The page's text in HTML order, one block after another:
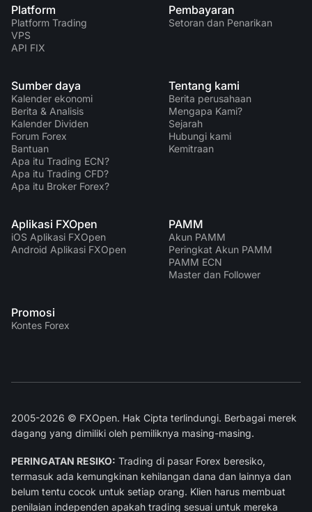
Platform
Platform Trading
VPS
API FIX
Pembayaran
Setoran dan Penarikan
Sumber daya
Kalender ekonomi
Berita & Analisis
Kalender Dividen
Forum Forex
Bantuan
Apa itu Trading ECN?
Apa itu Trading CFD?
Apa itu Broker Forex?
Tentang kami
Berita perusahaan
Mengapa Kami?
Sejarah
Hubungi kami
Kemitraan
Aplikasi FXOpen
iOS Aplikasi FXOpen
Android Aplikasi FXOpen
PAMM
Akun PAMM
Peringkat Akun PAMM
PAMM ECN
Master dan Follower
Promosi
Kontes Forex
2005-2026 © FXOpen. Hak Cipta terlindungi. Berbagai merek
dagang yang dimiliki oleh pemiliknya masing-masing.
PERINGATAN RESIKO: Trading di pasar Forex beresiko,
termasuk ada kemungkinan kehilangan dana dan lainnya dan
belum tentu cocok untuk setiap orang. Klien harus membuat
penilaian independen apakah trading sesuai untuk mereka